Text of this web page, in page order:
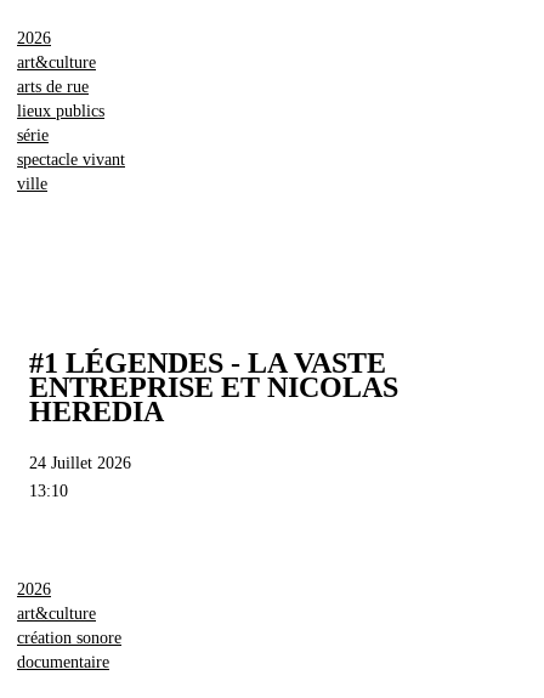
2026
art&culture
arts de rue
lieux publics
série
spectacle vivant
ville
#1 LÉGENDES - LA VASTE
ENTREPRISE ET NICOLAS
HEREDIA
24 Juillet 2026
13:10
2026
art&culture
création sonore
documentaire